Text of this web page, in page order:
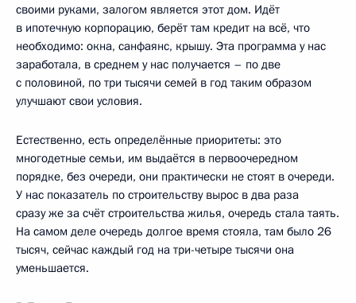
своими руками, залогом является этот дом. Идёт
в ипотечную корпорацию, берёт там кредит на всё, что
необходимо: окна, санфаянс, крышу. Эта программа у нас
заработала, в среднем у нас получается – по две
с половиной, по три тысячи семей в год таким образом
улучшают свои условия.
Естественно, есть определённые приоритеты: это
многодетные семьи, им выдаётся в первоочередном
порядке, без очереди, они практически не стоят в очереди.
У нас показатель по строительству вырос в два раза
сразу же за счёт строительства жилья, очередь стала таять.
На самом деле очередь долгое время стояла, там было 26
тысяч, сейчас каждый год на три-четыре тысячи она
уменьшается.